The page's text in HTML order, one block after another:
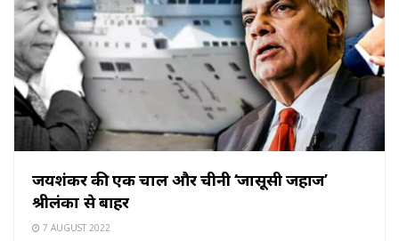
जयशंकर की एक चाल और चीनी ‘जासूसी जहाज’
श्रीलंका से बाहर
7 AUGUST 2022